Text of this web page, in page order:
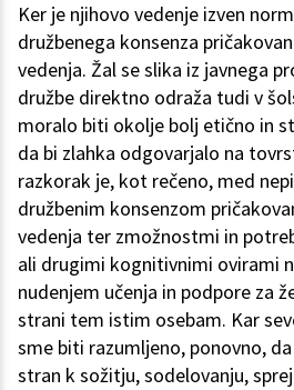
Ker je njihovo vedenje izven
družbenega konsenza
vedenja. Žal se slika iz javnega
družbe direktno odraža tudi v
moralo biti okolje bolj etično in
da bi zlahka odgovarjalo na
razkorak je, kot rečeno, med
družbenim konsenzom
vedenja ter zmožnostmi in
ali drugimi kognitivnimi ovirami
nudenjem učenja in podpore za
strani tem istim osebam. Kar
sme biti razumljeno, ponovno,
stran k sožitju, sodelovanju,